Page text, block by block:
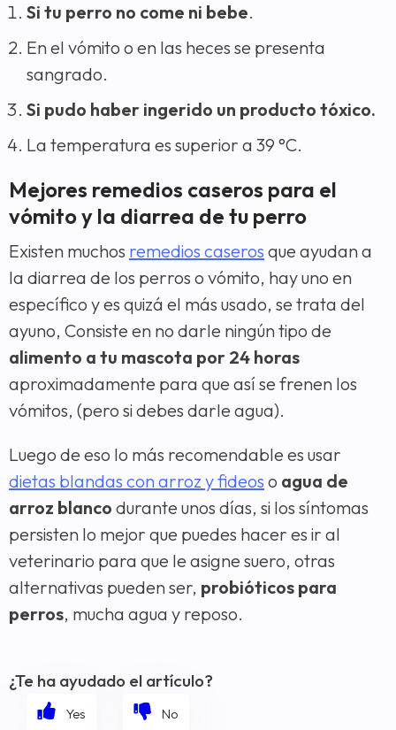
Si tu perro no come ni bebe.
En el vómito o en las heces se presenta
sangrado.
Si pudo haber ingerido un producto tóxico.
La temperatura es superior a 39 °C.
Mejores remedios caseros para el
vómito y la diarrea de tu perro
Existen muchos remedios caseros que ayudan a
la diarrea de los perros o vómito, hay uno en
específico y es quizá el más usado, se trata del
ayuno, Consiste en no darle ningún tipo de
alimento a tu mascota por 24 horas
aproximadamente para que así se frenen los
vómitos, (pero si debes darle agua).
Luego de eso lo más recomendable es usar
dietas blandas con arroz y fideos o agua de
arroz blanco durante unos días, si los síntomas
persisten lo mejor que puedes hacer es ir al
veterinario para que le asigne suero, otras
alternativas pueden ser, probióticos para
perros, mucha agua y reposo.
¿Te ha ayudado el artículo?